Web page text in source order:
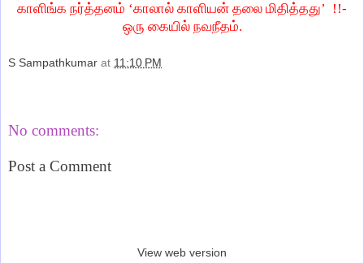
காளிங்க நர்த்தனம் ‘காலால் காளியன் தலை மிதித்தது’
!!-
ஒரு கையில் நவநீதம்.
S Sampathkumar at 11:10 PM
No comments:
Post a Comment
View web version